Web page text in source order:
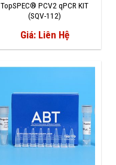
TopSPEC® PCV2 qPCR KIT
(SQV-112)
Giá: Liên Hệ